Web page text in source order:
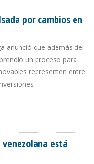
por cambios en
anunció que además del
un proceso para
representen entre
está